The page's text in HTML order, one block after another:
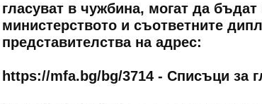
гласуват в чужбина, могат да
министерството и съответните
представителства на адрес:
https://mfa.bg/bg/3714 - Списъци за